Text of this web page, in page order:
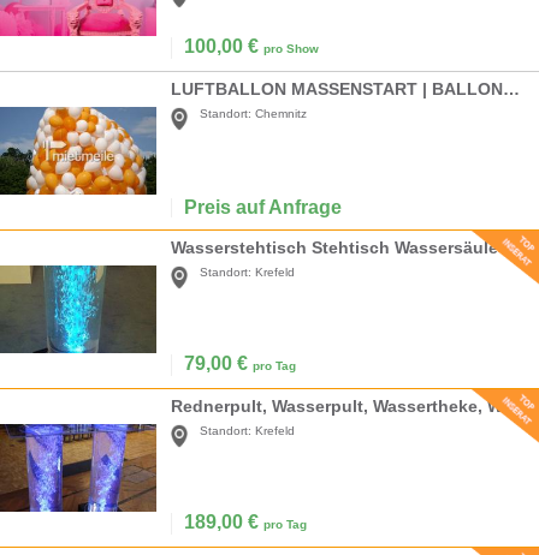
100,00 € pro Show
LUFTBALLON MASSENSTART | BALLONDROP
Standort: Chemnitz
Preis auf Anfrage
Wasserstehtisch Stehtisch Wassersäule
Standort: Krefeld
79,00 € pro Tag
Rednerpult, Wasserpult, Wassertheke, Wassersäule, Messetheke
Standort: Krefeld
189,00 € pro Tag